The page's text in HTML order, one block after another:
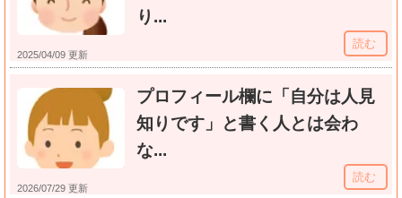
2025/04/09 更新
り...
読む
2026/07/29 更新
プロフィール欄に「自分は人見
知りです」と書く人とは会わ
な...
読む